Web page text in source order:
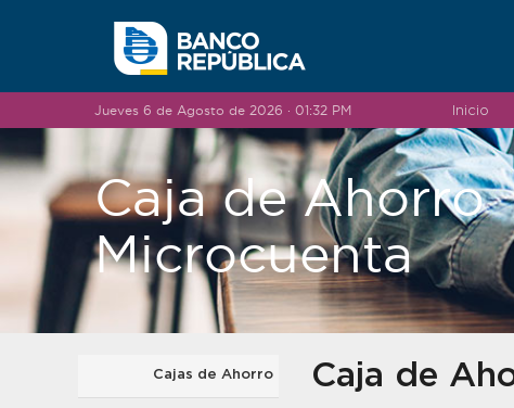
Jueves 6 de Agosto de 2026 · 01:32 PM Inicio
Caja de Ahorro
Microcuenta
Cajas de Ahorro Caja de